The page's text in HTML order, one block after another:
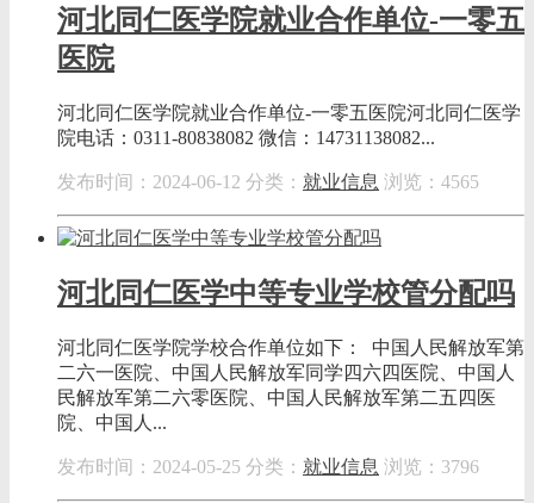
河北同仁医学院就业合作单位-一零五
医院
河北同仁医学院就业合作单位-一零五医院河北同仁医学
院电话：0311-80838082 微信：14731138082...
发布时间：2024-06-12 分类： 就业信息 浏览：4565
河北同仁医学中等专业学校管分配吗
河北同仁医学院学校合作单位如下： 中国人民解放军第
二六一医院、中国人民解放军同学四六四医院、中国人
民解放军第二六零医院、中国人民解放军第二五四医
院、中国人...
发布时间：2024-05-25 分类： 就业信息 浏览：3796